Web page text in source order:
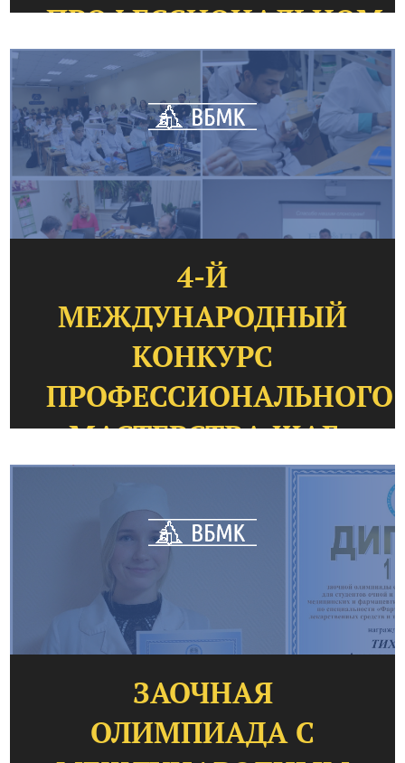
ПРОФЕССИОНАЛЬНОМ
КОНКУРСЕ
4-Й
МЕЖДУНАРОДНЫЙ
КОНКУРС
ПРОФЕССИОНАЛЬНОГО
МАСТЕРСТВА ШАГ
ВПЕРЕД
ЗАОЧНАЯ
ОЛИМПИАДА С